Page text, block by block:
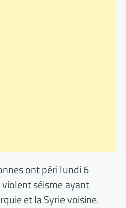
ont péri lundi 6
séisme ayant
et la Syrie voisine.